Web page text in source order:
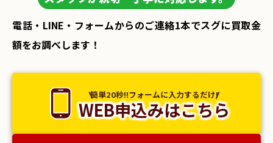
電話・LINE・フォームからのご連絡1本でスグに買取金
額をお調べします！
簡単20秒!!フォームに入力するだけ!
WEB申込みはこちら